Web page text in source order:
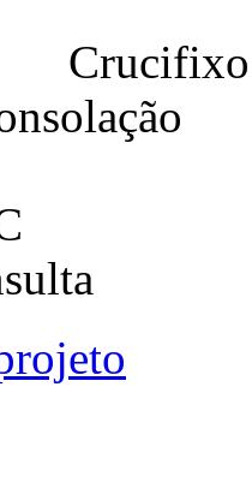
Crucifixo